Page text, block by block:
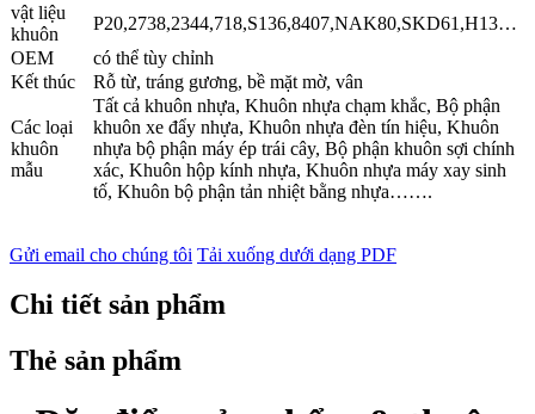
vật liệu
khuôn
P20,2738,2344,718,S136,8407,NAK80,SKD61,H13…
OEM
có thể tùy chỉnh
Kết thúc
Rỗ từ, tráng gương, bề mặt mờ, vân
Các loại
khuôn
mẫu
Tất cả khuôn nhựa, Khuôn nhựa chạm khắc, Bộ phận
khuôn xe đẩy nhựa, Khuôn nhựa đèn tín hiệu, Khuôn
nhựa bộ phận máy ép trái cây, Bộ phận khuôn sợi chính
xác, Khuôn hộp kính nhựa, Khuôn nhựa máy xay sinh
tố, Khuôn bộ phận tản nhiệt bằng nhựa…….
Gửi email cho chúng tôi Tải xuống dưới dạng PDF
Chi tiết sản phẩm
Thẻ sản phẩm